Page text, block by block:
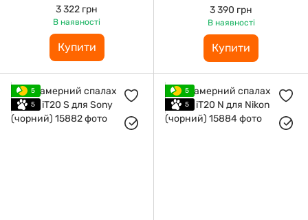
(срібний)
3 322 грн
В наявності
Купити
(срібний)
3 390 грн
В наявності
Купити
5
5
5
5